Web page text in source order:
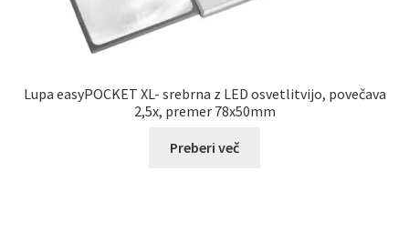
Lupa easyPOCKET XL- srebrna z LED osvetlitvijo, povečava
2,5x, premer 78x50mm
Preberi več